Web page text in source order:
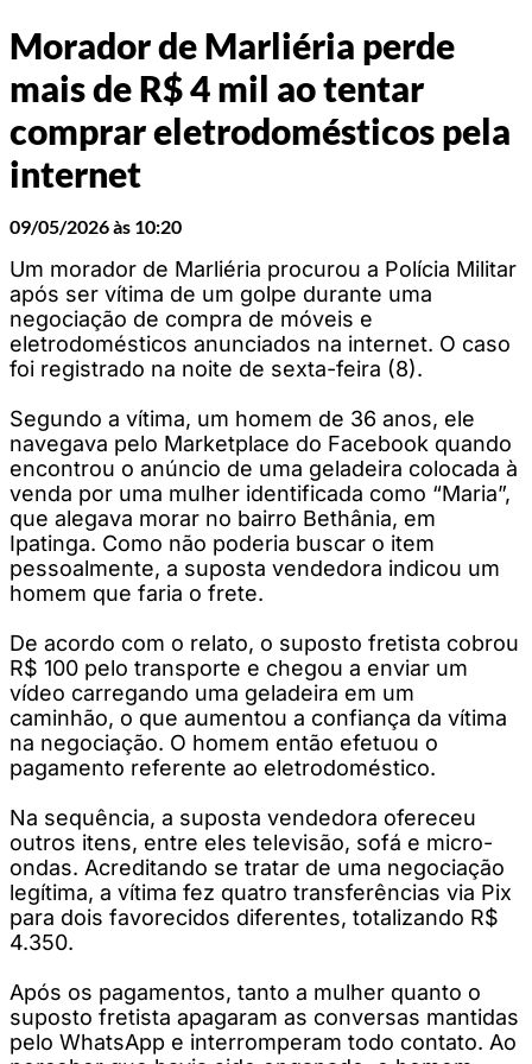
Morador de Marliéria perde
mais de R$ 4 mil ao tentar
comprar eletrodomésticos pela
internet
09/05/2026 às 10:20
Um morador de Marliéria procurou a Polícia Militar
após ser vítima de um golpe durante uma
negociação de compra de móveis e
eletrodomésticos anunciados na internet. O caso
foi registrado na noite de sexta-feira (8).
Segundo a vítima, um homem de 36 anos, ele
navegava pelo Marketplace do Facebook quando
encontrou o anúncio de uma geladeira colocada à
venda por uma mulher identificada como “Maria”,
que alegava morar no bairro Bethânia, em
Ipatinga. Como não poderia buscar o item
pessoalmente, a suposta vendedora indicou um
homem que faria o frete.
De acordo com o relato, o suposto fretista cobrou
R$ 100 pelo transporte e chegou a enviar um
vídeo carregando uma geladeira em um
caminhão, o que aumentou a confiança da vítima
na negociação. O homem então efetuou o
pagamento referente ao eletrodoméstico.
Na sequência, a suposta vendedora ofereceu
outros itens, entre eles televisão, sofá e micro-
ondas. Acreditando se tratar de uma negociação
legítima, a vítima fez quatro transferências via Pix
para dois favorecidos diferentes, totalizando R$
4.350.
Após os pagamentos, tanto a mulher quanto o
suposto fretista apagaram as conversas mantidas
pelo WhatsApp e interromperam todo contato. Ao